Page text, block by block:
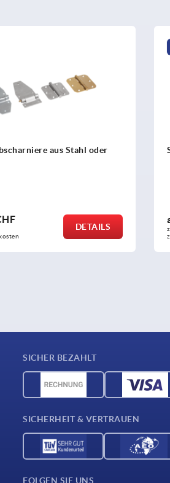
aus Aluminium
DETAILS
SICHER BEZAHLT
SICHERHEIT & VERTRAUEN
FOLGEN SIE UNS